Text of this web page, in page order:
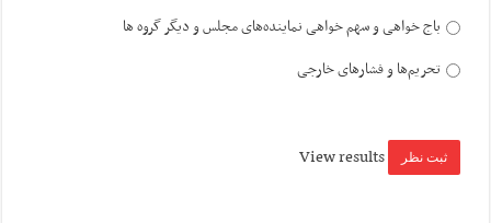
باج خواهی و سهم خواهی نماینده‌های مجلس و دیگر گروه ها
تحریم‌ها و فشارهای خارجی
View results